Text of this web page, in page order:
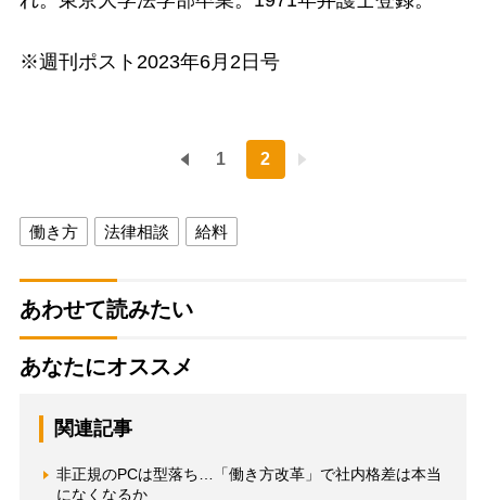
※週刊ポスト2023年6月2日号
1 2
働き方 法律相談 給料
あわせて読みたい
あなたにオススメ
関連記事
非正規のPCは型落ち…「働き方改革」で社内格差は本当
になくなるか